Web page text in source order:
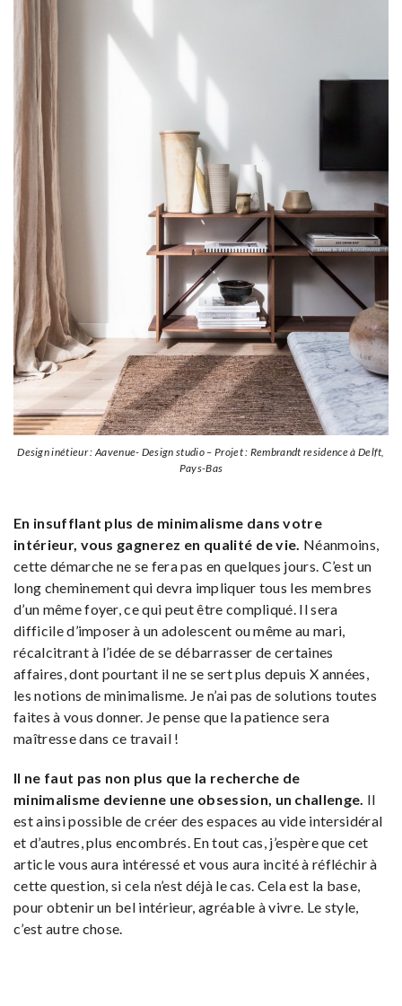
Design inétieur : Aavenue- Design studio – Projet : Rembrandt residence à Delft,
Pays-Bas
En insufflant plus de minimalisme dans votre
intérieur, vous gagnerez en qualité de vie. Néanmoins,
cette démarche ne se fera pas en quelques jours. C’est un
long cheminement qui devra impliquer tous les membres
d’un même foyer, ce qui peut être compliqué. Il sera
difficile d’imposer à un adolescent ou même au mari,
récalcitrant à l’idée de se débarrasser de certaines
affaires, dont pourtant il ne se sert plus depuis X années,
les notions de minimalisme. Je n’ai pas de solutions toutes
faites à vous donner. Je pense que la patience sera
maîtresse dans ce travail !
Il ne faut pas non plus que la recherche de
minimalisme devienne une obsession, un challenge. Il
est ainsi possible de créer des espaces au vide intersidéral
et d’autres, plus encombrés. En tout cas, j’espère que cet
article vous aura intéressé et vous aura incité à réfléchir à
cette question, si cela n’est déjà le cas. Cela est la base,
pour obtenir un bel intérieur, agréable à vivre. Le style,
c’est autre chose.